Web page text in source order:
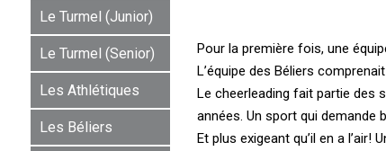
Le Turmel (Junior)
Le Turmel (Senior)
Les Athlétiques
Les Béliers
Pour la première fois, une
L’équipe des Béliers
Le cheerleading fait partie des
années. Un sport qui demande
Et plus exigeant qu’il en a